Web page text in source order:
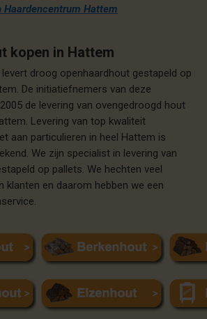
Haardencentrum Hattem
kopen in Hattem
droog openhaardhout gestapeld op
De initiatiefnemers van deze
de levering van ovengedroogd hout
Levering van top kwaliteit
aan particulieren in heel Hattem is
We zijn specialist in levering van
op pallets. We hechten veel
klanten en daarom hebben we een